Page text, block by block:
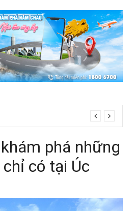
phá những
có tại Úc